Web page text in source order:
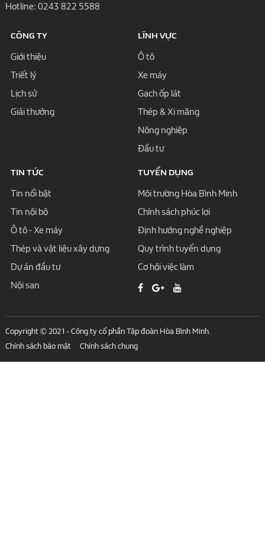
Hotline: 0243 822 5588
CÔNG TY
Giới thiệu
Triết lý
Lịch sử
Giải thưởng
LĨNH VỰC
Ô tô
Xe máy
Gạch ốp lát
Thép & Xi măng
Nông nghiệp
Đầu tư
TIN TỨC
Tin nổi bật
Tin nội bộ
Ô tô - Xe máy
Thép và vật liệu xây dựng
Dự án đầu tư
Nội san
TUYỂN DỤNG
Môi trường Hòa Bình Minh
Chính sách phúc lợi
Định hướng nghề nghiệp
Quy trình tuyển dụng
Cơ hội việc làm
Copyright © 2021 - Công ty cổ phần Tập đoàn Hòa Bình Minh.
Chính sách bảo mật
Chính sách chung